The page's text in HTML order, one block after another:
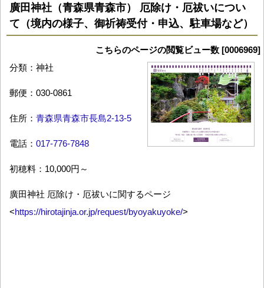
廣田神社（青森県青森市） 厄除け・厄祓いについ
て（境内の様子、御祈祷受付・申込、駐車場など）
こちらのページの閲覧ビュー数 [0006969]
分類：神社
郵便：030-0861
住所： 青森県青森市長島2-13-5
電話： 017-776-7848
初穂料：10,000円～
廣田神社 厄除け・厄祓いに関するページ
<https://hirotajinja.or.jp/request/byoyakuyoke/>